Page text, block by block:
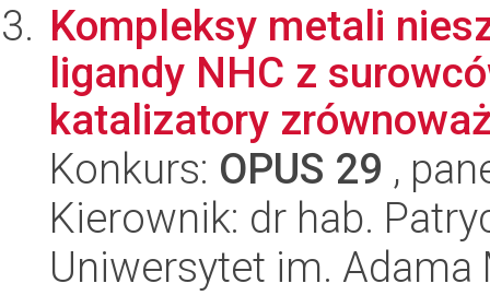
Kompleksy metali
ligandy NHC z
katalizatory
Konkurs: OPUS 29 ,
Kierownik: dr hab.
Uniwersytet im.